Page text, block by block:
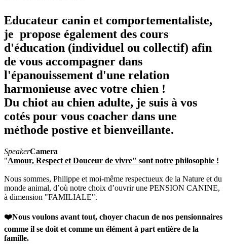
Educateur canin et comportementaliste,
je propose également des cours
d'éducation (individuel ou collectif) afin
de vous accompagner dans
l'épanouissement d'une relation
harmonieuse avec votre chien !
Du chiot au chien adulte, je suis à vos
cotés pour vous coacher dans une
méthode postive et bienveillante.
SpeakerCamera
"Amour, Respect et Douceur de vivre" sont notre philosophie !
Nous sommes, Philippe et moi-même respectueux de la Nature et du
monde animal, d’où notre choix d’ouvrir une PENSION CANINE,
à dimension "FAMILIALE".
❤️Nous voulons avant tout, choyer chacun de nos pensionnaires
comme il se doit et comme un élément à part entière de la
famille.